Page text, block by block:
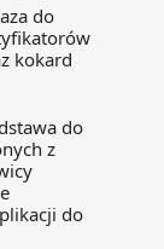
do
kokard
do
z
do